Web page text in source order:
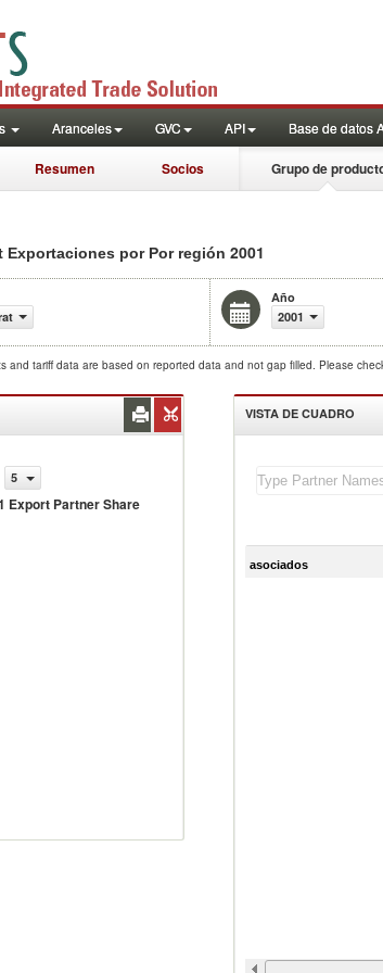
Aranceles GVC API Base de datos
Resumen Socios Grupo de
Exportaciones por Por región 2001
Año
2001
and tariff data are based on reported data and not gap filled. Please
5
Export Partner Share
VISTA DE CUADRO
asociados